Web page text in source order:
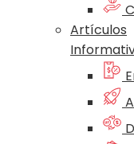
Artículos